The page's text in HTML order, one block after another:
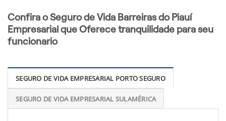
Confira o Seguro de Vida Barreiras do Piauí
Empresarial que Oferece tranquilidade para seu
funcionario
SEGURO DE VIDA EMPRESARIAL PORTO SEGURO
SEGURO DE VIDA EMPRESARIAL SULAMÉRICA